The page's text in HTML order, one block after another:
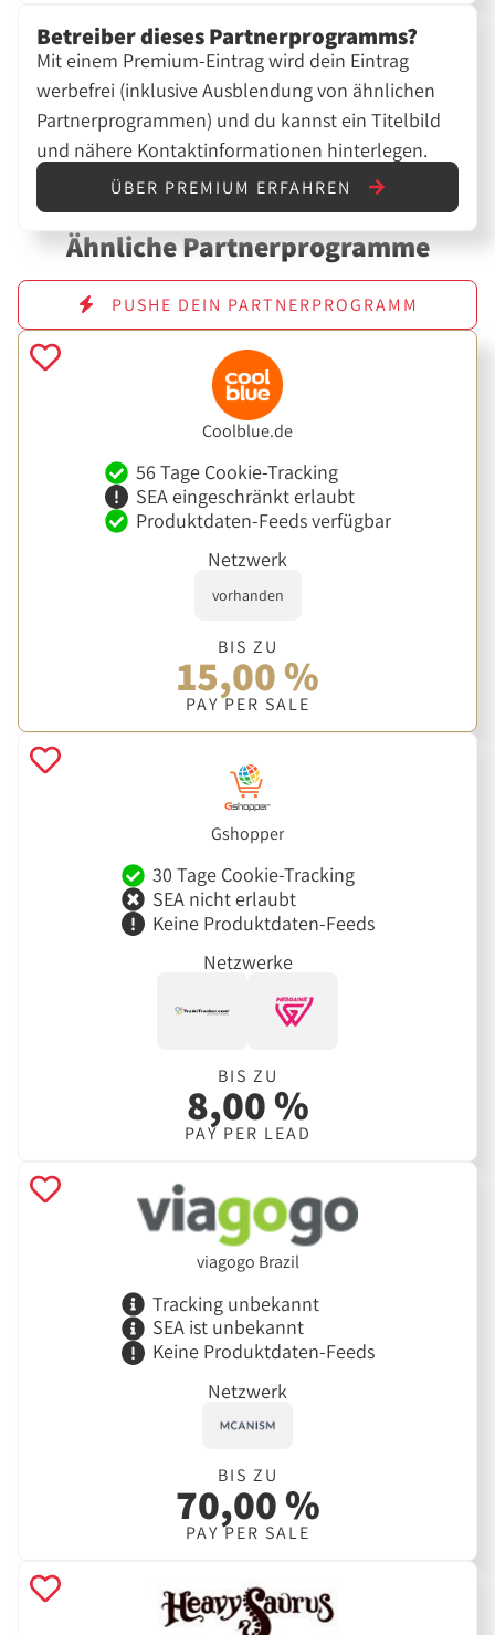
Betreiber dieses Partnerprogramms?
Mit einem Premium-Eintrag wird dein Eintrag
werbefrei (inklusive Ausblendung von ähnlichen
Partnerprogrammen) und du kannst ein Titelbild
und nähere Kontaktinformationen hinterlegen.
ÜBER PREMIUM ERFAHREN
Ähnliche Partnerprogramme
PUSHE DEIN PARTNERPROGRAMM
Coolblue.de
56 Tage Cookie-Tracking
SEA eingeschränkt erlaubt
Produktdaten-Feeds verfügbar
Netzwerk
vorhanden
BIS ZU
15,00 %
PAY PER SALE
Gshopper
30 Tage Cookie-Tracking
SEA nicht erlaubt
Keine Produktdaten-Feeds
Netzwerke
BIS ZU
8,00 %
PAY PER LEAD
viagogo Brazil
Tracking unbekannt
SEA ist unbekannt
Keine Produktdaten-Feeds
Netzwerk
BIS ZU
70,00 %
PAY PER SALE